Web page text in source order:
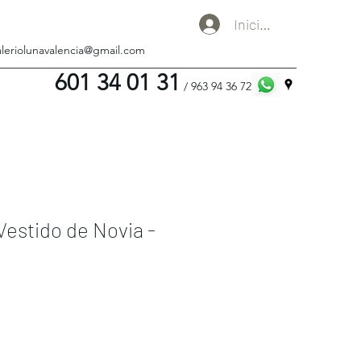
Iniciar sesión
601 34 01 31 / 963 94 36 72
de Novia -